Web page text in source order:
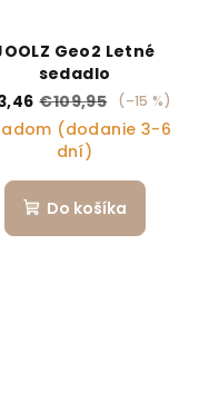
Geo2 Letné
sedadlo
€109,95 (–15 %)
(dodanie 3-6
dní)
Do košíka